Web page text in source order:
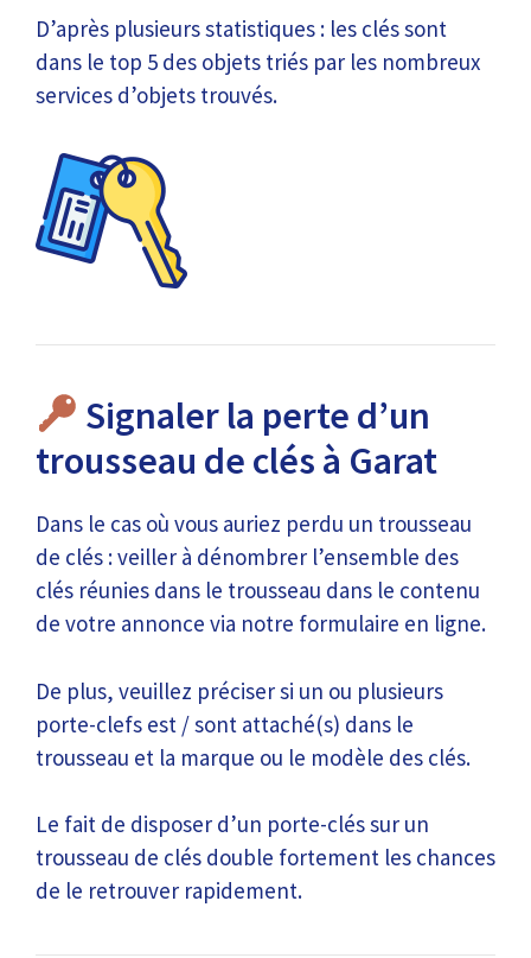
D’après plusieurs statistiques : les clés sont
dans le top 5 des objets triés par les nombreux
services d’objets trouvés.
Signaler la perte d’un
trousseau de clés à Garat
Dans le cas où vous auriez perdu un trousseau
de clés : veiller à dénombrer l’ensemble des
clés réunies dans le trousseau dans le contenu
de votre annonce via notre formulaire en ligne.
De plus, veuillez préciser si un ou plusieurs
porte-clefs est / sont attaché(s) dans le
trousseau et la marque ou le modèle des clés.
Le fait de disposer d’un porte-clés sur un
trousseau de clés double fortement les chances
de le retrouver rapidement.